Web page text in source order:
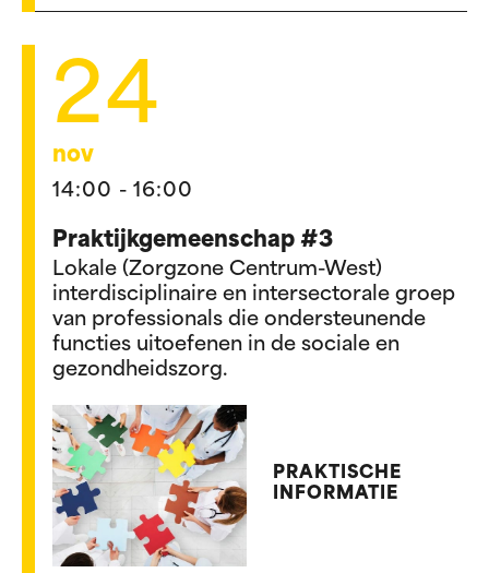
24
nov
14:00 - 16:00
Praktijkgemeenschap #3
Lokale (Zorgzone Centrum-West)
interdisciplinaire en intersectorale groep
van professionals die ondersteunende
functies uitoefenen in de sociale en
gezondheidszorg.
PRAKTISCHE
INFORMATIE